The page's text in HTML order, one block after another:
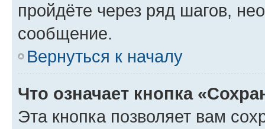
пройдёте через ряд шагов,
сообщение.
Вернуться к началу
Что означает кнопка
Эта кнопка позволяет вам